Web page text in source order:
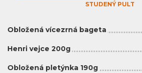
STUDENÝ PULT
Obložená vícezrná bageta
Henri vejce 200g
Obložená pletýnka 190g